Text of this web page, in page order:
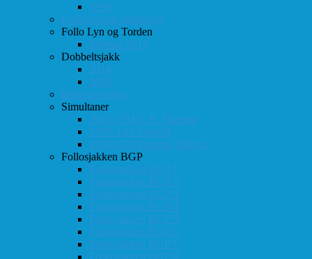
1999
Klubbavisen Sjakkalen
Follo Lyn og Torden
Februar 2013
Dobbeltsjakk
2014
2015
Østlandsserien
Simultaner
2016: GM T. R. Hansen
1999: Leif Øgaard
1996: GM Predrag Nikolic
Follosjakken BGP
Follosjakken BGP 1
Follosjakken BGP 2
Follosjakken BGP 3
Follosjakken BGP 4
Follosjakken BGP 5
Follosjakken BGP 6
Follosjakken BGP 7
Follosjakken BGP 8